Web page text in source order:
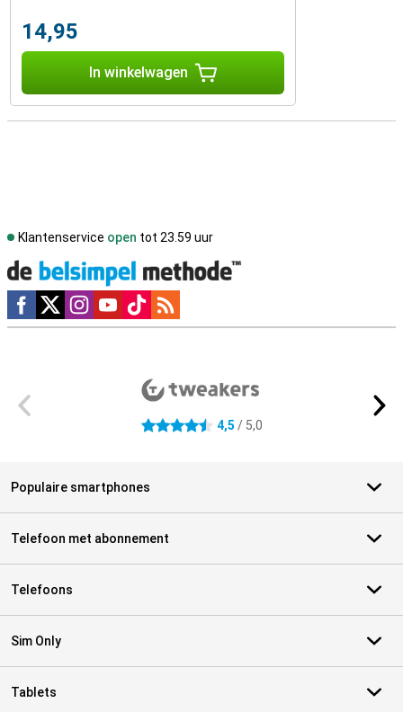
14,95
In winkelwagen
Klantenservice open tot 23.59 uur
Social media
4.5 sterren 4,5 / 5,0
Populaire smartphones
Telefoon met abonnement
Telefoons
Sim Only
Tablets